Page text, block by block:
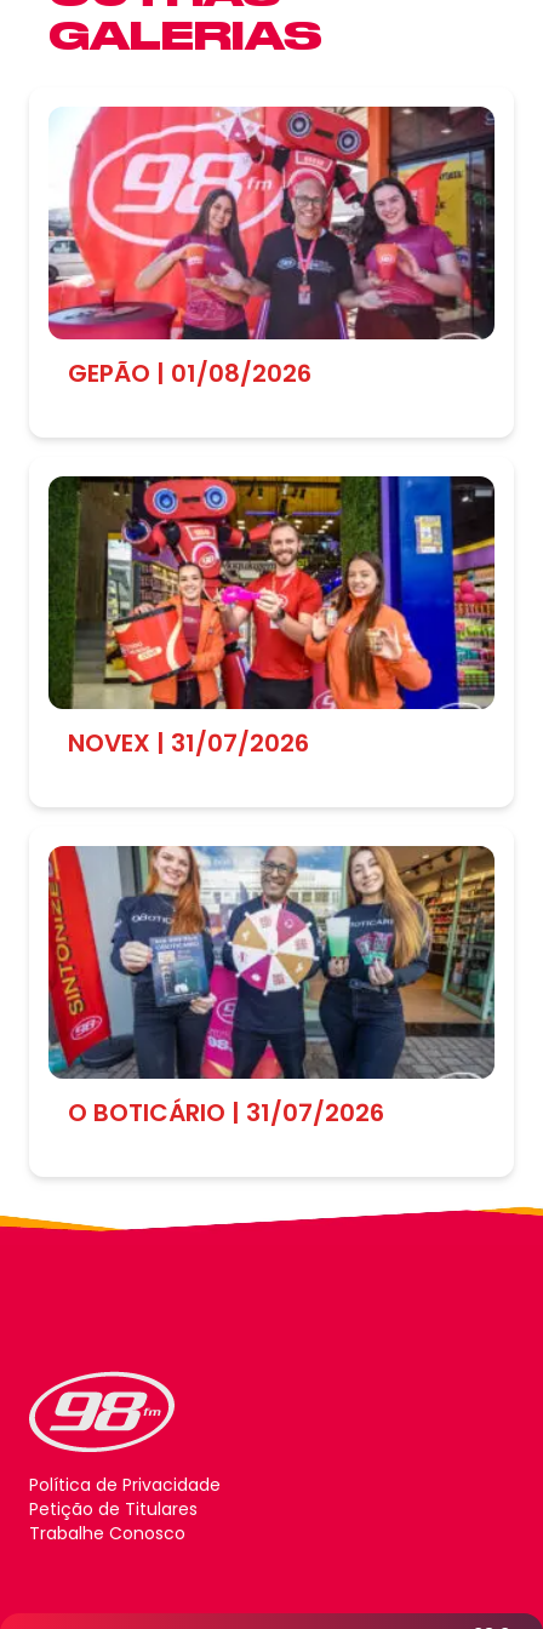
GALERIAS
GEPÃO | 01/08/2026
NOVEX | 31/07/2026
O BOTICÁRIO | 31/07/2026
Política de Privacidade
Petição de Titulares
Trabalhe Conosco